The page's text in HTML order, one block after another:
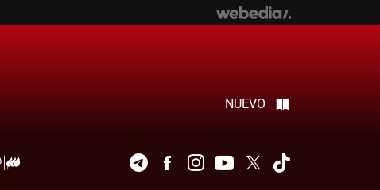
NUEVO
TelegramFacebookInstagramYoutubeTwitter